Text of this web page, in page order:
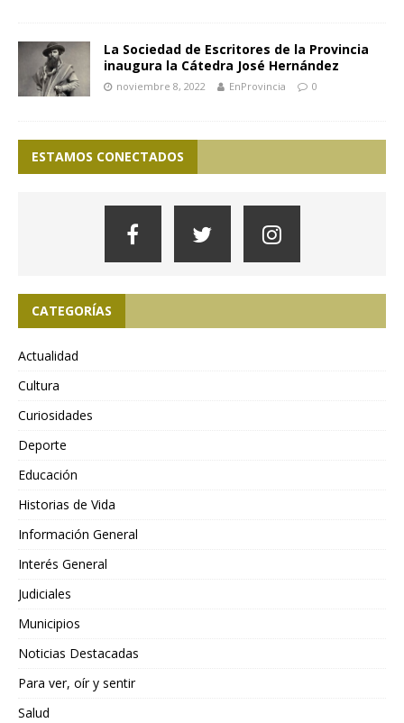
La Sociedad de Escritores de la Provincia
inaugura la Cátedra José Hernández
noviembre 8, 2022 EnProvincia 0
ESTAMOS CONECTADOS
CATEGORÍAS
Actualidad
Cultura
Curiosidades
Deporte
Educación
Historias de Vida
Información General
Interés General
Judiciales
Municipios
Noticias Destacadas
Para ver, oír y sentir
Salud